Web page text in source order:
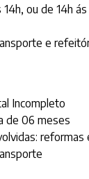
ou de 14h
e
Incompleto
de 06 meses
reformas